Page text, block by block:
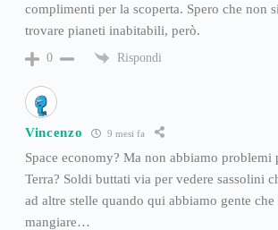
complimenti per la scoperta. Spero che non
trovare pianeti inabitabili, però.
0 Rispondi
Vincenzo 9 mesi fa
Space economy? Ma non abbiamo problemi
Terra? Soldi buttati via per vedere sassolini
ad altre stelle quando qui abbiamo gente che
mangiare…